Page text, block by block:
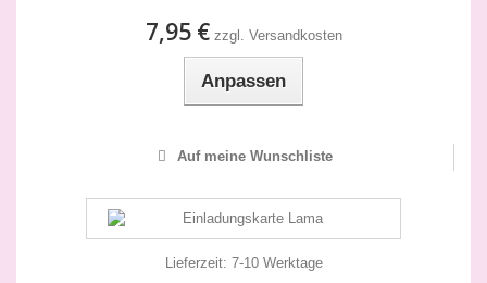
7,95 € zzgl. Versandkosten
Anpassen
Auf meine Wunschliste
Lieferzeit: 7-10 Werktage